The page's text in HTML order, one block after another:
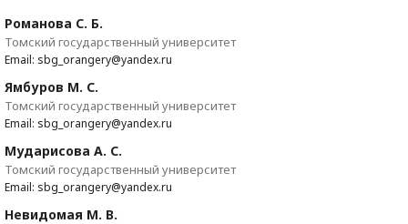
Романова С. Б.
Томский государственный университет
Email: sbg_orangery@yandex.ru
Ямбуров М. С.
Томский государственный университет
Email: sbg_orangery@yandex.ru
Мударисова А. С.
Томский государственный университет
Email: sbg_orangery@yandex.ru
Невидомая М. В.